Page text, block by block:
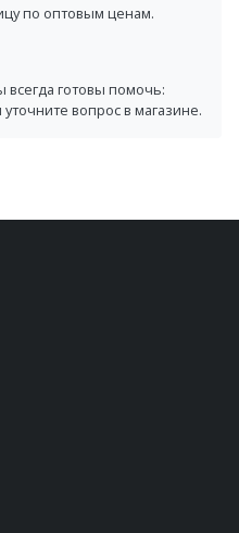
по оптовым ценам.
готовы помочь:
вопрос в магазине.